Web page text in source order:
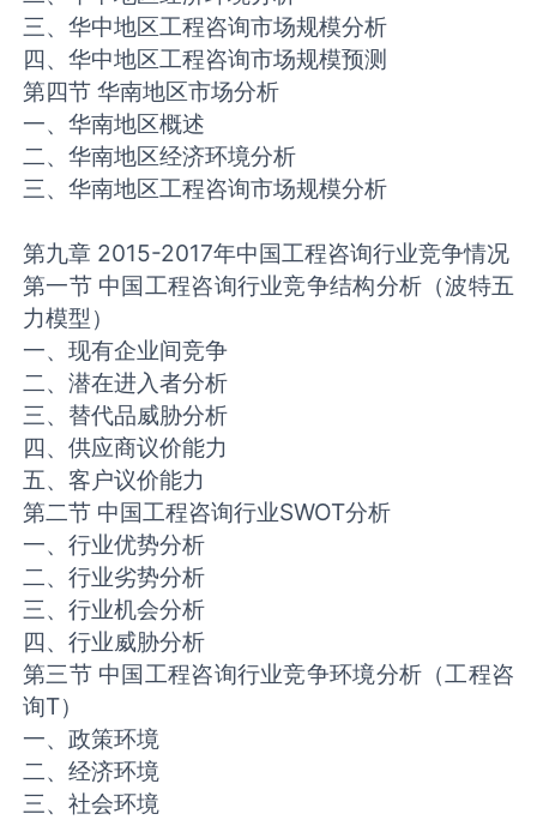
三、华中地区工程咨询市场规模分析
四、华中地区工程咨询市场规模预测
第四节 华南地区市场分析
一、华南地区概述
二、华南地区经济环境分析
三、华南地区工程咨询市场规模分析
第九章 2015-2017年中国工程咨询行业竞争情况
第一节 中国工程咨询行业竞争结构分析（波特五
力模型）
一、现有企业间竞争
二、潜在进入者分析
三、替代品威胁分析
四、供应商议价能力
五、客户议价能力
第二节 中国工程咨询行业SWOT分析
一、行业优势分析
二、行业劣势分析
三、行业机会分析
四、行业威胁分析
第三节 中国工程咨询行业竞争环境分析（工程咨
询T）
一、政策环境
二、经济环境
三、社会环境